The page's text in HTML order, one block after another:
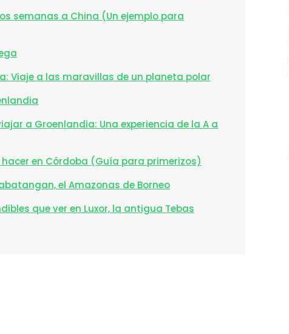
semanas a China (Un ejemplo para
Viaje a las maravillas de un planeta polar
a Groenlandia: Una experiencia de la A a
hacer en Córdoba (Guía para primerizos)
el Amazonas de Borneo
que ver en Luxor, la antigua Tebas